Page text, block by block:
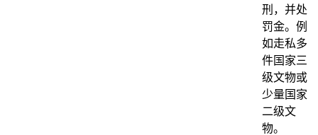
刑，并处
罚金。例
如走私多
件国家三
级文物或
少量国家
二级文
物。